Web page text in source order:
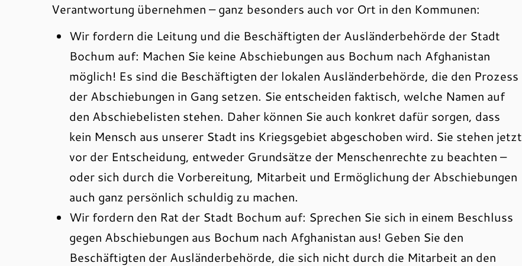
Verantwortung übernehmen – ganz besonders auch vor Ort in den Kommunen:
Wir fordern die Leitung und die Beschäftigten der Ausländerbehörde der Stadt
Bochum auf: Machen Sie keine Abschiebungen aus Bochum nach Afghanistan
möglich! Es sind die Beschäftigten der lokalen Ausländerbehörde, die den Prozess
der Abschiebungen in Gang setzen. Sie entscheiden faktisch, welche Namen auf
den Abschiebelisten stehen. Daher können Sie auch konkret dafür sorgen, dass
kein Mensch aus unserer Stadt ins Kriegsgebiet abgeschoben wird. Sie stehen jetzt
vor der Entscheidung, entweder Grundsätze der Menschenrechte zu beachten –
oder sich durch die Vorbereitung, Mitarbeit und Ermöglichung der Abschiebungen
auch ganz persönlich schuldig zu machen.
Wir fordern den Rat der Stadt Bochum auf: Sprechen Sie sich in einem Beschluss
gegen Abschiebungen aus Bochum nach Afghanistan aus! Geben Sie den
Beschäftigten der Ausländerbehörde, die sich nicht durch die Mitarbeit an den